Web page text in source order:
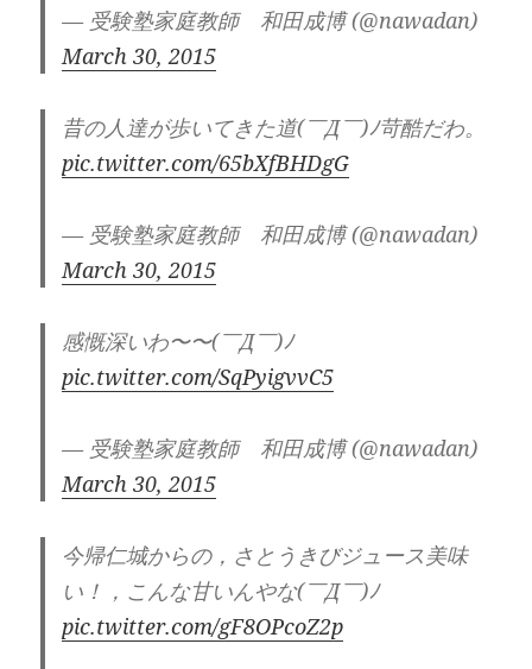
— 受験塾家庭教師 和田成博 (@nawadan)
March 30, 2015
昔の人達が歩いてきた道(￣Д￣)ﾉ苛酷だわ。
pic.twitter.com/65bXfBHDgG
— 受験塾家庭教師 和田成博 (@nawadan)
March 30, 2015
感慨深いわ〜〜(￣Д￣)ﾉ
pic.twitter.com/SqPyigvvC5
— 受験塾家庭教師 和田成博 (@nawadan)
March 30, 2015
今帰仁城からの，さとうきびジュース美味
い！，こんな甘いんやな(￣Д￣)ﾉ
pic.twitter.com/gF8OPcoZ2p